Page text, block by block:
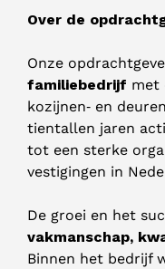
Over de
Onze
familiebedrijf met
kozijnen‑ en
tientallen jaren
tot een sterke
vestigingen in
De groei en het
vakmanschap,
Binnen het bedrijf